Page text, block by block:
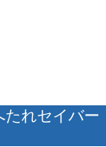
たれセイバー